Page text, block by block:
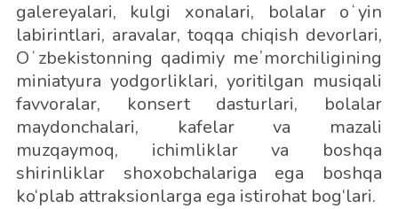
galereyalari, kulgi xonalari, bolalar oʻyin
labirintlari, aravalar, toqqa chiqish devorlari,
Oʻzbekistonning qadimiy meʼmorchiligining
miniatyura yodgorliklari, yoritilgan musiqali
favvoralar, konsert dasturlari, bolalar
maydonchalari, kafelar va mazali
muzqaymoq, ichimliklar va boshqa
shirinliklar shoxobchalariga ega boshqa
ko‘plab attraksionlarga ega istirohat bog‘lari.